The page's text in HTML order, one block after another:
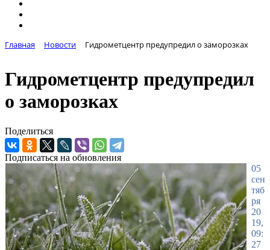
Главная Новости Гидрометцентр предупредил о заморозках
Гидрометцентр предупредил
о заморозках
Поделиться
Подписаться на обновления
05
сен
тяб
ря
20
19,
09:
27